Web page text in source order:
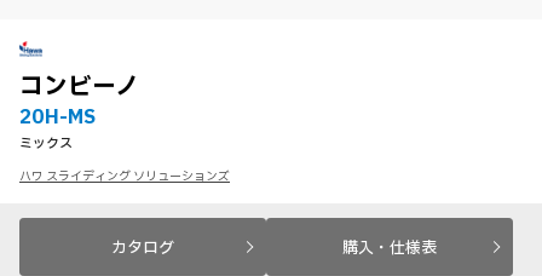
コンビーノ
20H-MS
ミックス
ハワ スライディング ソリューションズ
カタログ 購入・仕様表